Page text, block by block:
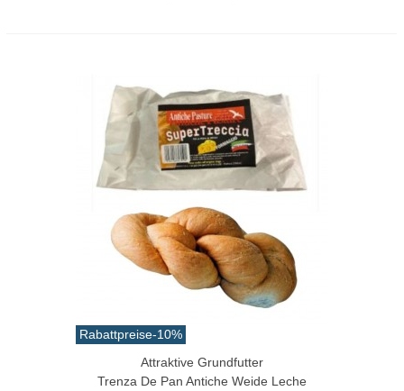
Rabattpreise-10%
Attraktive Grundfutter
Trenza De Pan Antiche Weide Leche